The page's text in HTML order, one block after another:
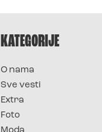
KATEGORIJE
O nama
Sve vesti
Extra
Foto